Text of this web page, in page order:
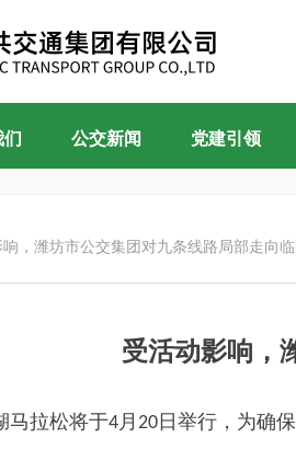
公交新闻 党建引领
受活动影响，
马拉松将于4月 20 日举行，为确
响，潍坊市公交集团对九条线路局部走向